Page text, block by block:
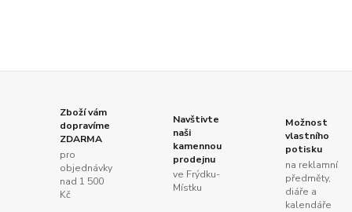
Zboží vám
dopravíme
ZDARMA
pro
objednávky
nad 1 500
Kč
Navštivte
naši
kamennou
prodejnu
ve Frýdku-
Místku
Možnost
vlastního
potisku
na reklamní
předměty,
diáře a
kalendáře